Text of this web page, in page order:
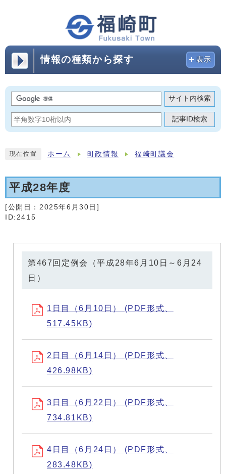
情報の種類から探す 表示
サイト内検索
記事ID検索
現在位置 ホーム 町政情報 福崎町議会
平成28年度
[公開日： 2025年6月30日 ]
ID:2415
第467回定例会（平成28年6月10日～6月24
日）
1日目（6月10日） (PDF形式、
517.45KB)
2日目（6月14日） (PDF形式、
426.98KB)
3日目（6月22日） (PDF形式、
734.81KB)
4日目（6月24日） (PDF形式、
283.48KB)